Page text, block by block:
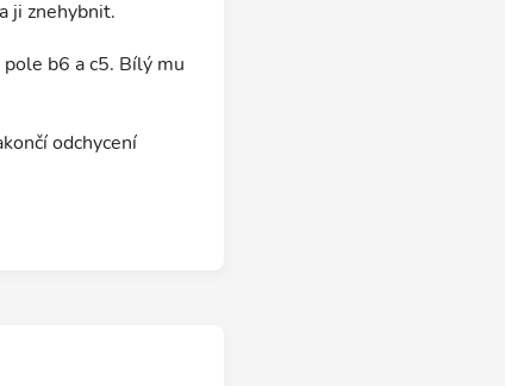
ji znehybnit.
b6 a c5. Bílý mu
odchycení